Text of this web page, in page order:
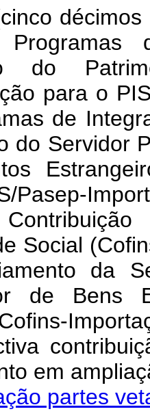
do
para o
de
do Servidor
Pasep-
Social
da
de Bens
em
partes